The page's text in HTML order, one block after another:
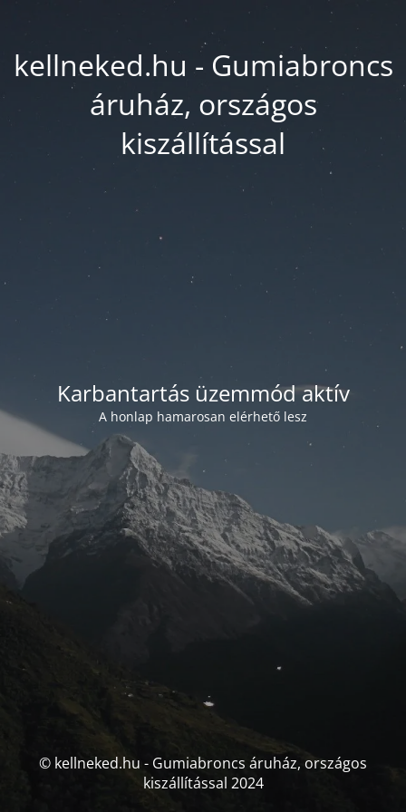
kellneked.hu - Gumiabroncs
áruház, országos
kiszállítással
Karbantartás üzemmód aktív
A honlap hamarosan elérhető lesz
© kellneked.hu - Gumiabroncs áruház, országos
kiszállítással 2024